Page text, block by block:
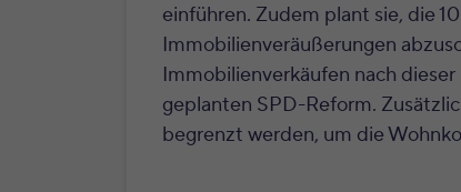
einführen. Zudem plant sie, die
Immobilienveräußerungen
Immobilienverkäufen nach
geplanten SPD-Reform.
begrenzt werden, um die